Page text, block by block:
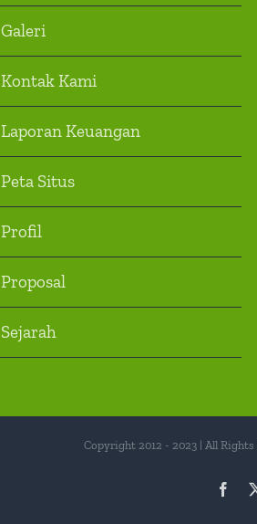
Galeri
Kontak Kami
Laporan Keuangan
Peta Situs
Profil
Proposal
Sejarah
Copyright 2012 - 2023 | All Rights